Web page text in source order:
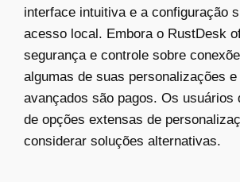
interface intuitiva e a configuração
acesso local. Embora o RustDesk
segurança e controle sobre
algumas de suas personalizações
avançados são pagos. Os usuários
de opções extensas de
considerar soluções alternativas.